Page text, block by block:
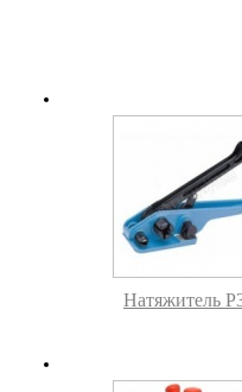
Натяжитель